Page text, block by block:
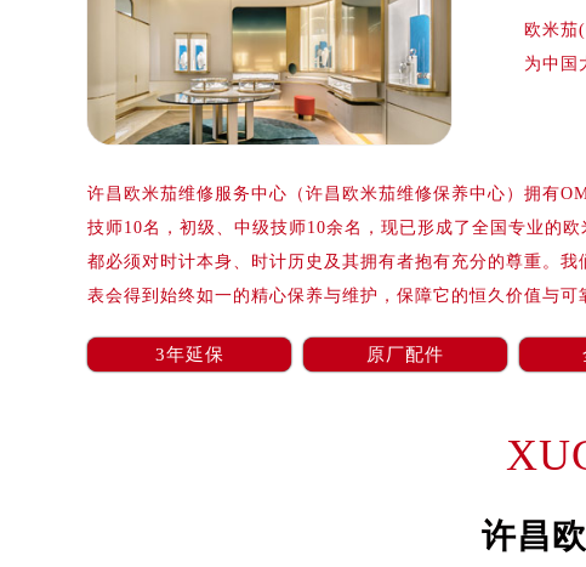
绍兴市越城区胜利东路379号世茂天际中
嘉兴市南湖区广益路705号嘉兴世界贸易
南昌市红谷滩新区红谷中大道998号绿地
济南市历下区经十路11111号华润中心写
广州市天河区天河路230号万菱汇国际中
广州市越秀区环市东路371-375号世界贸
深圳市罗湖区深南东路5001号华润大厦
惠州市惠城区江北文昌一路7号华贸大厦
厦门市思明区湖滨东路95号华润大厦写
成都市锦江区人民东路6号SAC东原中心
郑州市二七区铭功路10号华润大厦写字楼
太原市迎泽区解放路15号亨得利名表服
沈阳市沈河区中街路137号亨得利名表服
沈阳市沈河区中街路83号亨得利名表服
欧米茄
为中国
许昌欧米茄维修服务中心（许昌欧米茄维修保养中心）拥有
技师10名，初级、中级技师10余名，现已形成了全国专业的
都必须对时计本身、时计历史及其拥有者抱有充分的尊重。
表会得到始终如一的精心保养与维护，保障它的恒久价值与可
3年延保 原厂配件
许昌